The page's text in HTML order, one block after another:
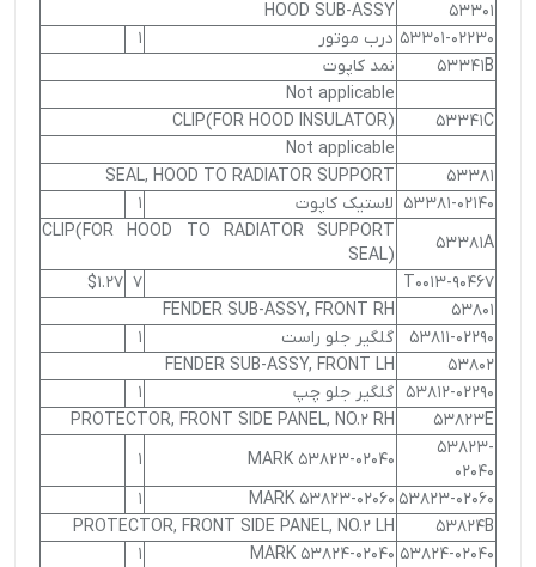
53301
HOOD SUB-ASSY
53301-02230 درب موتور
1
53341B
نمد کاپوت
Not applicable
53341C
CLIP(FOR HOOD INSULATOR)
Not applicable
53381
SEAL, HOOD TO RADIATOR SUPPORT
53381-02140 لاستیک کاپوت
1
53381A
CLIP(FOR HOOD TO RADIATOR SUPPORT
SEAL)
90467-T0013
7
$1.27
53801
FENDER SUB-ASSY, FRONT RH
53811-02290
گلگیر جلو راست
1
53802
FENDER SUB-ASSY, FRONT LH
53812-02290 گلگیر جلو چپ
1
53823E
PROTECTOR, FRONT SIDE PANEL, NO.2 RH
53823-
02040
MARK 53823-02040
1
53823-02060
MARK 53823-02060
1
53824B
PROTECTOR, FRONT SIDE PANEL, NO.2 LH
53824-02040
MARK 53824-02040
1